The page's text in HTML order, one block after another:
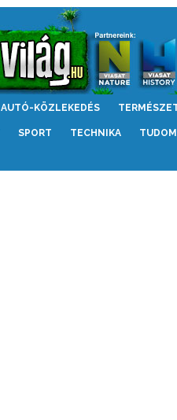
AUTÓ-KÖZLEKEDÉS
SPORT TECHNIKA